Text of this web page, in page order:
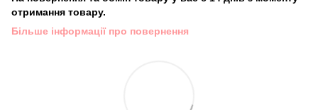
отримання товару.
Більше інформації про повернення